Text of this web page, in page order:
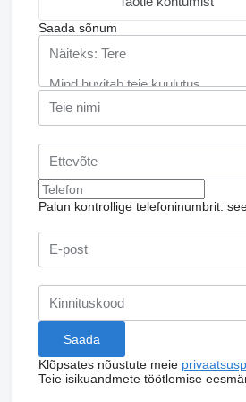
Saada sõnum
Palun kontrollige telefoninumbrit:
Klõpsates nõustute meie
Teie isikuandmete töötlemise